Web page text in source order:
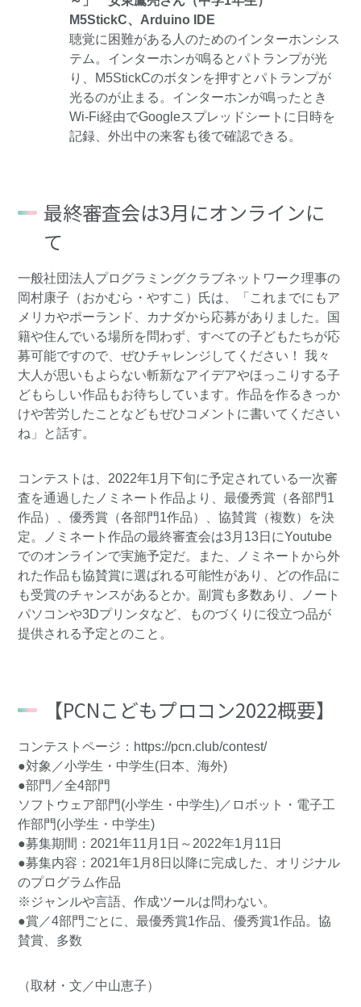
M5StickC、Arduino IDE
聴覚に困難がある人のためのインターホンシス
テム。インターホンが鳴るとパトランプが光
り、M5StickCのボタンを押すとパトランプが
光るのが止まる。インターホンが鳴ったとき
Wi-Fi経由でGoogleスプレッドシートに日時を
記録、外出中の来客も後で確認できる。
最終審査会は3月にオンラインに
て
一般社団法人プログラミングクラブネットワーク理事の
岡村康子（おかむら・やすこ）氏は、「これまでにもア
メリカやポーランド、カナダから応募がありました。国
籍や住んでいる場所を問わず、すべての子どもたちが応
募可能ですので、ぜひチャレンジしてください！ 我々
大人が思いもよらない斬新なアイデアやほっこりする子
どもらしい作品もお待ちしています。作品を作るきっか
けや苦労したことなどもぜひコメントに書いてください
ね」と話す。
コンテストは、2022年1月下旬に予定されている一次審
査を通過したノミネート作品より、最優秀賞（各部門1
作品）、優秀賞（各部門1作品）、協賛賞（複数）を決
定。ノミネート作品の最終審査会は3月13日にYoutube
でのオンラインで実施予定だ。また、ノミネートから外
れた作品も協賛賞に選ばれる可能性があり、どの作品に
も受賞のチャンスがあるとか。副賞も多数あり、ノート
パソコンや3Dプリンタなど、ものづくりに役立つ品が
提供される予定とのこと。
【PCNこどもプロコン2022概要】
コンテストページ： https://pcn.club/contest/
●対象／小学生・中学生(日本、海外)
●部門／全4部門
ソフトウェア部門(小学生・中学生)／ロボット・電子工
作部門(小学生・中学生)
●募集期間：2021年11月1日～2022年1月11日
●募集内容：2021年1月8日以降に完成した、オリジナル
のプログラム作品
※ジャンルや言語、作成ツールは問わない。
●賞／4部門ごとに、最優秀賞1作品、優秀賞1作品。協
賛賞、多数
（取材・文／中山恵子）